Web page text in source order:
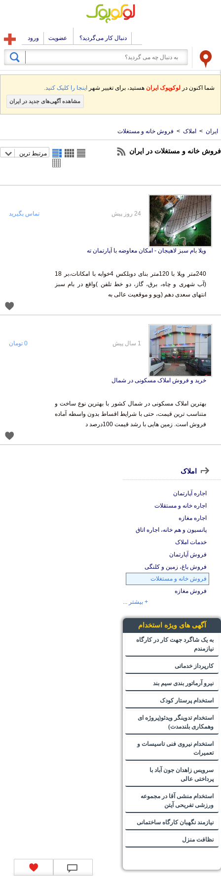
دنبال کار می‌گردید؟ عضویت ورود
شما اکنون در لوکوپوک ایران هستید، برای تغییر شهر اینجا را کلیک کنید.
مشاهده آگهی‌های جدید در ایران
ایران > املاک > فروش خانه و مستغلات
فروش خانه و مستغلات در ایران مرتبط ترین
ویلا بام سبز لاهیجان - امکان معاوضه با آپارتمان ته
240متر ویلا با 120متر بنای دوبلکس 4خوابه با امکانات،بر 18
(آب شهری و چاه، برق، گاز، دو خط تلفن )واقع در بام سبز
انتهای سعدی دهم (ویو و موقعیت عالی به
24 روز پیش تماس بگیرید
خرید و فروش املاک مسکونی در شمال
بهترین املاک مسکونی در شمال کشور با بهترین نوع ساخت و
متناسب ترین قیمت، حتی با شرایط اقساط بدون واسطه آماده
فروش است. زمین هایی با رشد قیمت 100درصد د
1 سال پیش 0 تومان
املاک
اجاره آپارتمان
اجاره خانه و مستقلات
اجاره مغازه
پانسیون و هم خانه، اجاره اتاق
خدمات املاک
فروش آپارتمان
فروش باغ، زمین و کلنگی
فروش خانه و مستغلات
فروش مغازه
+ بیشتر ...
آگهی های ویژه استخدام
به یک شاگرد جهت کار در کارگاه
نیازمندم
کارپرداز خدماتی
نیرو آرماتور بندی سیم بند
استخدام پرستار کودک
استخدام تدوینگر ویدئو(پروژه ای
وهمکاری بلندمدت)
استخدام نیروی فنی تاسیسات و
تعمیرات
سرویس زاهدان جون آباد با
پرداختی عالی
استخدام منشی آقا در مجموعه
ورزشی تفریحی آیتن
نیازمند نگهبان کارگاه ساختمانی
نظافت منزل